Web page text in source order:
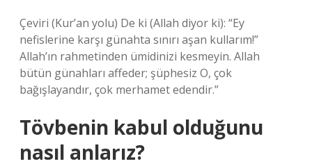
Çeviri (Kur’an yolu) De ki (Allah diyor ki): “Ey
nefislerine karşı günahta sınırı aşan kullarım!”
Allah’ın rahmetinden ümidinizi kesmeyin. Allah
bütün günahları affeder; şüphesiz O, çok
bağışlayandır, çok merhamet edendir.”
Tövbenin kabul olduğunu
nasıl anlarız?